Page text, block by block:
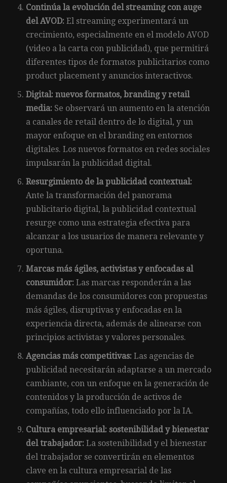
Continúa la evolución del streaming con auge
del AVOD: El streaming experimentará un
crecimiento, especialmente en el modelo AVOD
(video a la carta con publicidad), que permitirá
diferentes tipos de formatos publicitarios como
product placement y anuncios interactivos.
Digital: nuevos formatos, branding y retail
media: Se observará un aumento en la atención
a canales de retail dentro de lo digital, y un
mayor enfoque en el branding en entornos
digitales. Los nuevos formatos en redes sociales
impulsarán la publicidad digital.
Resurgimiento de la publicidad contextual:
Ante la transformación del panorama
publicitario digital, la publicidad contextual
resurge como una estrategia efectiva para
alcanzar a los usuarios de manera relevante y
oportuna.
Marcas más ágiles, activistas y enfocadas al
consumidor: Las marcas responderán a las
demandas de los consumidores con propuestas
más ágiles, disruptivas y enfocadas en la
experiencia directa, además de alinearse con
principios activistas y valores personales.
Agencias más competitivas: Las agencias de
publicidad necesitarán adaptarse a un mercado
cambiante, con un enfoque en la generación de
contenidos y la producción de activos de
compañías, todo ello influenciado por la IA.
Cultura empresarial: sostenibilidad y bienestar
del trabajador: La sostenibilidad y el bienestar
del trabajador se convertirán en elementos
clave en la cultura empresarial de las